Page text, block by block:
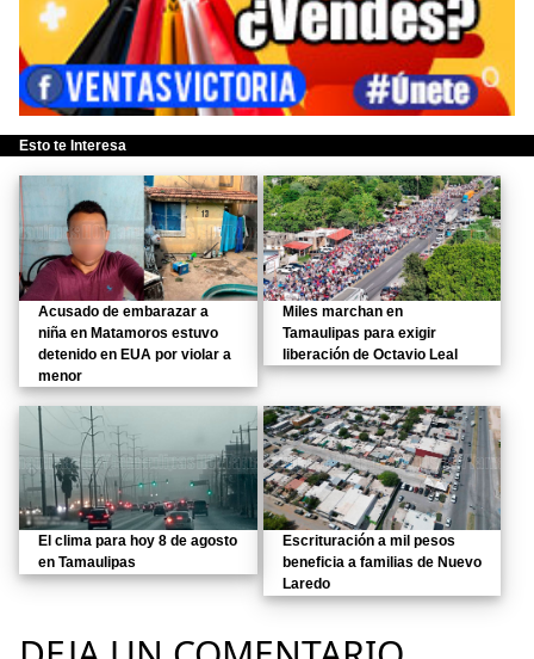
Esto te Interesa
Acusado de embarazar a
niña en Matamoros estuvo
detenido en EUA por violar a
menor
Miles marchan en
Tamaulipas para exigir
liberación de Octavio Leal
El clima para hoy 8 de agosto
en Tamaulipas
Escrituración a mil pesos
beneficia a familias de Nuevo
Laredo